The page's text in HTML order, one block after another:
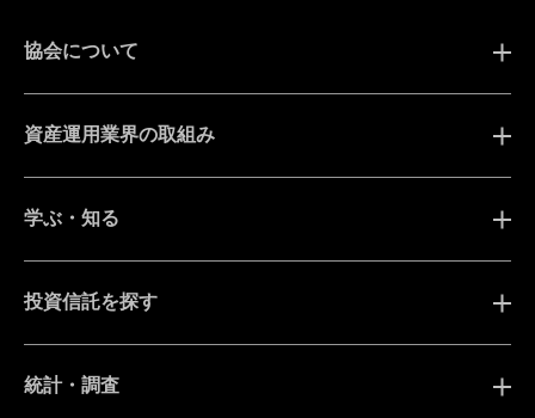
協会について
資産運用業界の取組み
学ぶ・知る
投資信託を探す
統計・調査